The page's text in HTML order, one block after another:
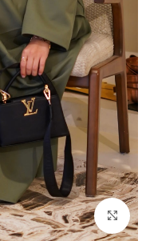
بزرگنمایی تصویر